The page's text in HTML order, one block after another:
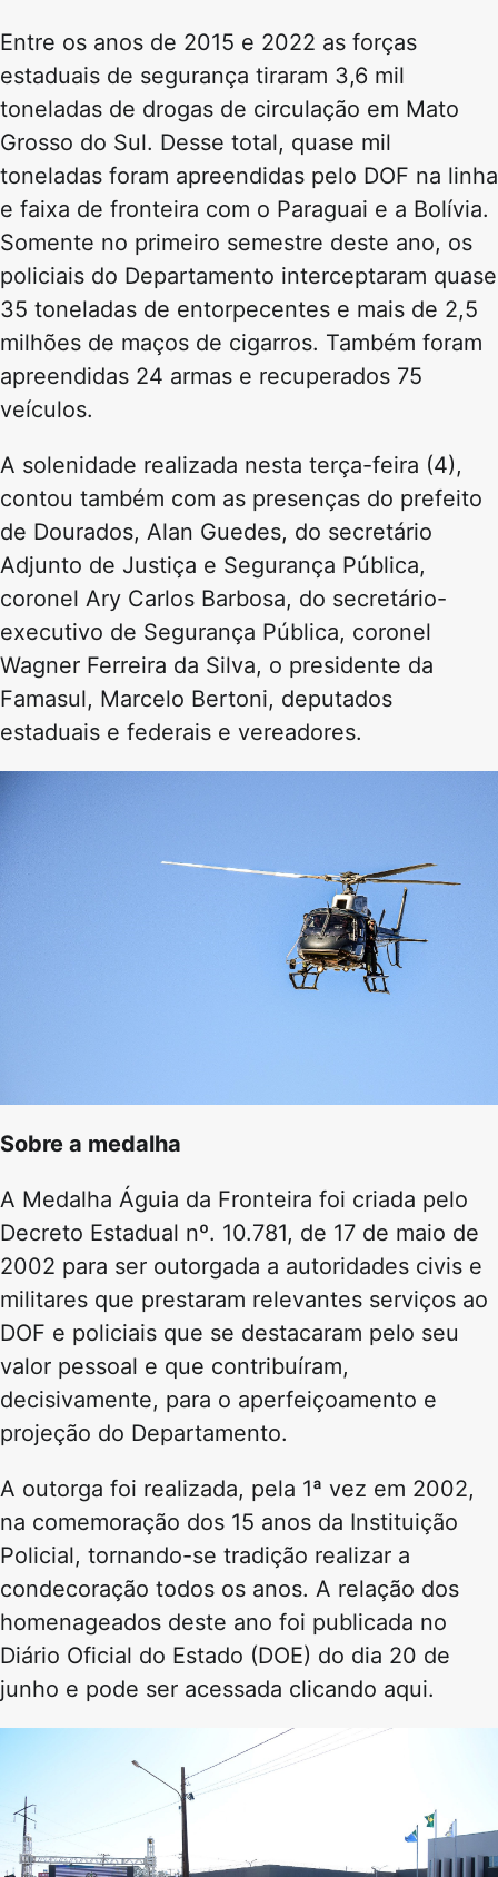
Entre os anos de 2015 e 2022 as forças
estaduais de segurança tiraram 3,6 mil
toneladas de drogas de circulação em Mato
Grosso do Sul. Desse total, quase mil
toneladas foram apreendidas pelo DOF na linha
e faixa de fronteira com o Paraguai e a Bolívia.
Somente no primeiro semestre deste ano, os
policiais do Departamento interceptaram quase
35 toneladas de entorpecentes e mais de 2,5
milhões de maços de cigarros. Também foram
apreendidas 24 armas e recuperados 75
veículos.
A solenidade realizada nesta terça-feira (4),
contou também com as presenças do prefeito
de Dourados, Alan Guedes, do secretário
Adjunto de Justiça e Segurança Pública,
coronel Ary Carlos Barbosa, do secretário-
executivo de Segurança Pública, coronel
Wagner Ferreira da Silva, o presidente da
Famasul, Marcelo Bertoni, deputados
estaduais e federais e vereadores.
Sobre a medalha
A Medalha Águia da Fronteira foi criada pelo
Decreto Estadual nº. 10.781, de 17 de maio de
2002 para ser outorgada a autoridades civis e
militares que prestaram relevantes serviços ao
DOF e policiais que se destacaram pelo seu
valor pessoal e que contribuíram,
decisivamente, para o aperfeiçoamento e
projeção do Departamento.
A outorga foi realizada, pela 1ª vez em 2002,
na comemoração dos 15 anos da Instituição
Policial, tornando-se tradição realizar a
condecoração todos os anos. A relação dos
homenageados deste ano foi publicada no
Diário Oficial do Estado (DOE) do dia 20 de
junho e pode ser acessada clicando aqui.